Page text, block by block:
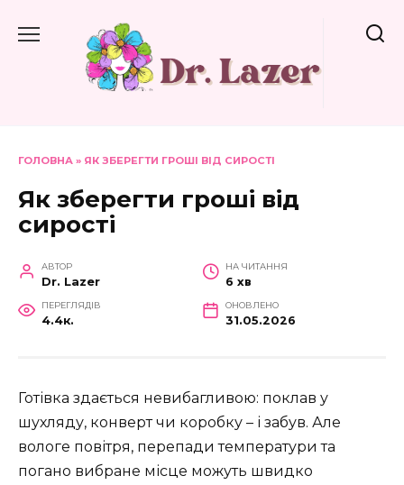
до
ГОЛОВНА » ЯК ЗБЕРЕГТИ ГРОШІ ВІД СИРОСТІ
Як зберегти гроші від
сирості
АВТОР
Dr. Lazer
НА ЧИТАННЯ
6 хв
ПЕРЕГЛЯДІВ
4.4к.
ОНОВЛЕНО
31.05.2026
Готівка здається невибагливою: поклав у
шухляду, конверт чи коробку – і забув. Але
вологе повітря, перепади температури та
погано вибране місце можуть швидко